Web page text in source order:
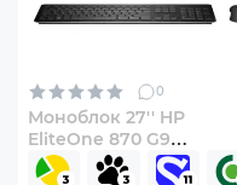
0
Моноблок 27'' HP
EliteOne 870 G9
(7B1F3EA)